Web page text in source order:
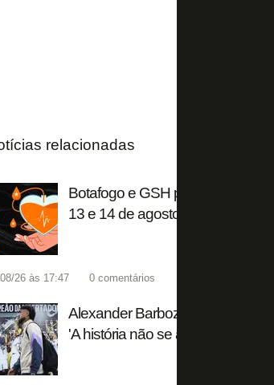
relacionadas
Botafogo e GSH promovem
13 e 14 de agosto
26 às 17:47 0 comentários
Alexander Barboza, do
'A história não se apaga'